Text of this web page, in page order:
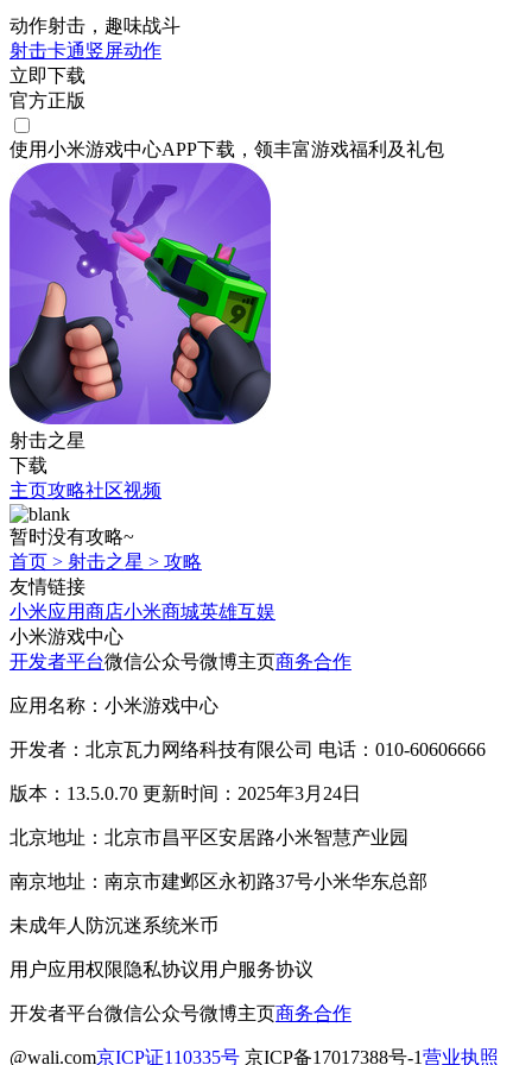
动作射击，趣味战斗
射击卡通竖屏动作
立即下载
官方正版
使用小米游戏中心APP下载 ，领丰富游戏福利 及礼包
射击之星
下载
主页攻略社区视频
暂时没有攻略~
首页 > 射击之星 > 攻略
友情链接
小米应用商店小米商城英雄互娱
小米游戏中心
开发者平台微信公众号微博主页商务合作
应用名称：小米游戏中心
开发者：北京瓦力网络科技有限公司 电话：010-60606666
版本：13.5.0.70 更新时间：2025年3月24日
北京地址：北京市昌平区安居路小米智慧产业园
南京地址：南京市建邺区永初路37号小米华东总部
未成年人防沉迷系统米币
用户应用权限隐私协议用户服务协议
开发者平台微信公众号微博主页商务合作
@wali.com京ICP证110335号 京ICP备17017388号-1营业执照